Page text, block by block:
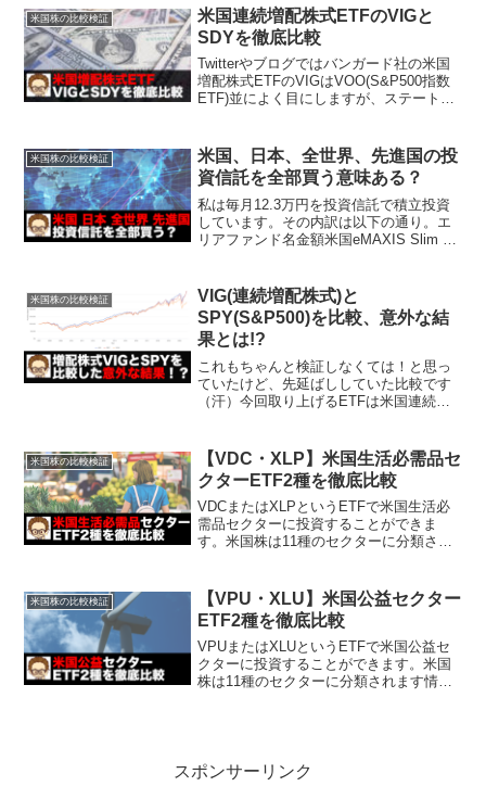
んてこともあります。私自身は気になる
と自分自身で検証しないと...
米国株の比較検証
米国連続増配株式ETFのVIGと
SDYを徹底比較
Twitterやブログではバンガード社の米国
増配株式ETFのVIGはVOO(S&P500指数
ETF)並によく目にしますが、ステート・
ぜだろう？高配当ETFで人気のSP...
米国株の比較検証
米国、日本、全世界、先進国の投
資信託を全部買う意味ある？
私は毎月12.3万円を投資信託で積立投資
しています。その内訳は以下の通り。エ
リアファンド名金額米国eMAXIS Slim 米
界eMAXIS S...
米国株の比較検証
VIG(連続増配株式)と
SPY(S&P500)を比較、意外な結
果とは!?
これもちゃんと検証しなくては！と思っ
ていたけど、先延ばししていた比較です
（汗）今回取り上げるETFは米国連続増
ンスはいかほどなのか？を解説します。
私個人としても...
米国株の比較検証
【VDC・XLP】米国生活必需品セ
クターETF2種を徹底比較
VDCまたはXLPというETFで米国生活必
需品セクターに投資することができま
す。米国株は11種のセクターに分類され
通信、不動産、金融、エネルギーろじゃ
じろうVDCはバンガ...
米国株の比較検証
【VPU・XLU】米国公益セクター
ETF2種を徹底比較
VPUまたはXLUというETFで米国公益セ
クターに投資することができます。米国
株は11種のセクターに分類されます情報
スポンサーリンク